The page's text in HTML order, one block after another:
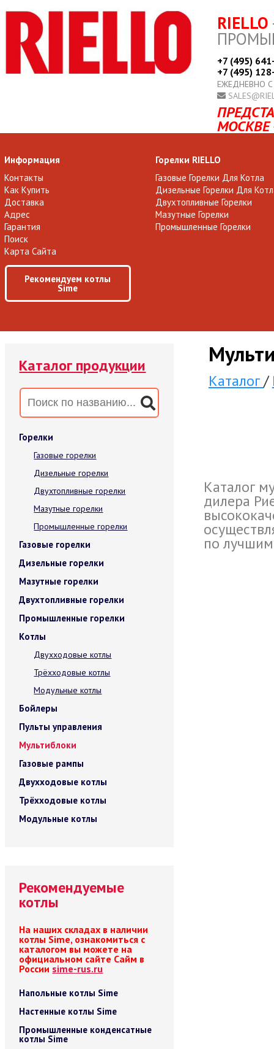
RIELLO
+7 (495)
+7 (495)
ЕЖЕДНЕВНО
МОСКВЕ
Информация
Контакты
Как Купить
Доставка
Адрес
Гарантия
Поиск
Карта Сайта
Рекомендуем котлы
Sime
Горелки RIELLO
Газовые Горелки Для Котла
Дизельные Горелки Для
Двухтопливные Горелки
Мазутные Горелки
Промышленные Горелки
Каталог продукции
Горелки
Газовые горелки
Дизельные горелки
Двухтопливные горелки
Мазутные горелки
Промышленные горелки
Газовые горелки
Дизельные горелки
Мазутные горелки
Двухтопливные горелки
Промышленные горелки
Котлы
Двухходовые котлы
Трёхходовые котлы
Модульные котлы
Бойлеры
Пульты управления
Мультиблоки
Газовые рампы
Двухходовые котлы
Трёхходовые котлы
Модульные котлы
Рекомендуемые
котлы
На наших складах в наличии
котлы Sime, ознакомиться с
каталогом вы можете на
официальном сайте Сайм в
России sime-rus.ru
Напольные котлы Sime
Настенные котлы Sime
Промышленные конденсатные
котлы Sime
Каталог/
Каталог
дилера
по